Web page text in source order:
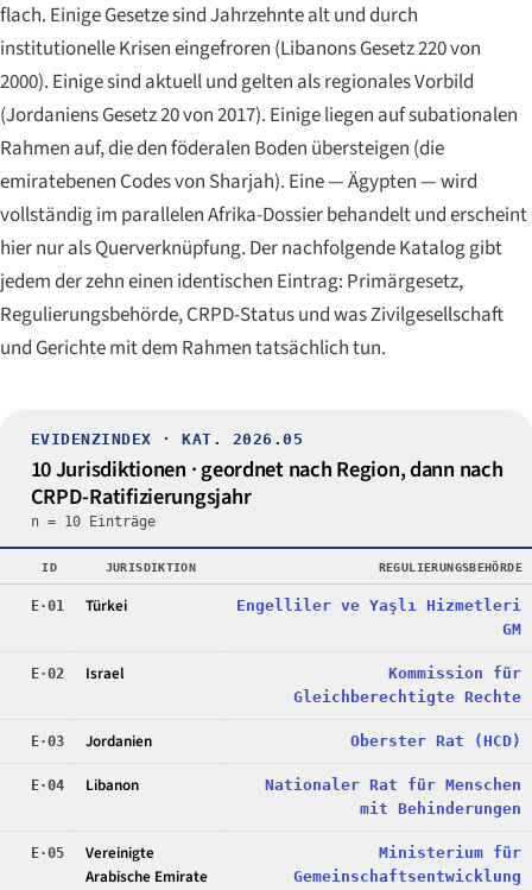
flach. Einige Gesetze sind Jahrzehnte alt und durch
institutionelle Krisen eingefroren (Libanons Gesetz 220 von
2000). Einige sind aktuell und gelten als regionales Vorbild
(Jordaniens Gesetz 20 von 2017). Einige liegen auf subationalen
Rahmen auf, die den föderalen Boden übersteigen (die
emiratebenen Codes von Sharjah). Eine — Ägypten — wird
vollständig im parallelen Afrika-Dossier behandelt und erscheint
hier nur als Querverknüpfung. Der nachfolgende Katalog gibt
jedem der zehn einen identischen Eintrag: Primärgesetz,
Regulierungsbehörde, CRPD-Status und was Zivilgesellschaft
und Gerichte mit dem Rahmen tatsächlich tun.
EVIDENZINDEX · KAT. 2026.05
10 Jurisdiktionen · geordnet nach Region, dann nach
CRPD-Ratifizierungsjahr
n = 10 Einträge
ID JURISDIKTION REGULIERUNGSBEHÖRDE
E·01 Türkei
Engelliler ve Yaşlı Hizmetleri
GM
E·02 Israel
Kommission für
Gleichberechtigte Rechte
E·03 Jordanien Oberster Rat (HCD)
E·04 Libanon
Nationaler Rat für Menschen
mit Behinderungen
E·05
Vereinigte
Arabische Emirate
Ministerium für
Gemeinschaftsentwicklung